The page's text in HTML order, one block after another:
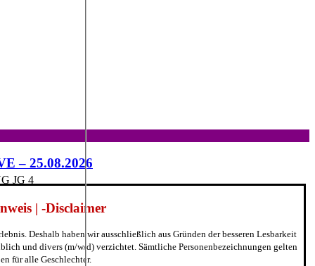
JG 4
– 25.08.2026
| -Disclaimer
Deshalb haben wir ausschließlich aus Gründen der besseren Lesbarkeit
und divers (m/w/d) verzichtet. Sämtliche Personenbezeichnungen gelten
für alle Geschlechter.